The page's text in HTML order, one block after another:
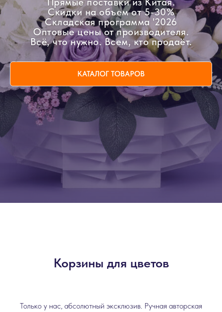
Скидки на объем от 5-30%
Складская программа '2026
Оптовые цены от производителя.
Всё, что нужно. Всем, кто продаёт.
КАТАЛОГ ТОВАРОВ
Корзины для цветов
Только у нас, абсолютный эксклюзив. Ручная авторская